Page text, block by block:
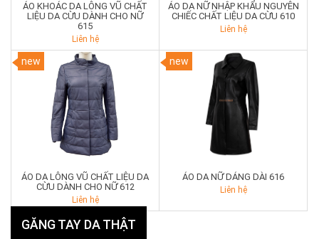
ÁO KHOÁC DA LÔNG VŨ CHẤT
LIỆU DA CỪU DÀNH CHO NỮ
615
Liên hệ
ÁO DA NỮ NHẬP KHẨU NGUYÊN
CHIẾC CHẤT LIỆU DA CỪU 610
Liên hệ
new
ÁO DA LÔNG VŨ CHẤT LIỆU DA
CỪU DÀNH CHO NỮ 612
Liên hệ
new
ÁO DA NỮ DÁNG DÀI 616
Liên hệ
GĂNG TAY DA THẬT